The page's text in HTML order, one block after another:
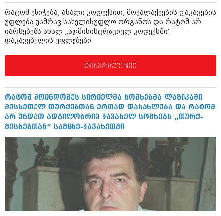
ოქტომბერი 2012 (350)
სექტემბერი 2012 (264)
აგვისტო 2012 (268)
ივლისი 2012 (322)
ივნისი 2012 (282)
მაისი 2012 (240)
აპრილი 2012 (294)
იანვარი 2012 (322)
ნოემბერი 2011 (471)
ოქტომბერი 2011 (754)
სექტემბერი 2011 (407)
ივლისი 2011 (400)
ივნისი 2011 (438)
მაისი 2011 (415)
აპრილი 2011 (294)
მარტი 2011 (654)
თებერვალი 2011 (329)
იანვარი 2011 (647)
(157)
რატომ ენიჭება, ახალი კოდექსით, მოქალაქეების დაკავების
უფლება უამრავ სახელისუფლო ორგანოს და რატომ არ
იარსებებს ახალ „ადმინისტრაციულ კოდექსში“
დაკავებულის უფლებები
დაწვრილებით
რატომ მოინდომეს სირიელმა სომხებმა ლაზიკაში
მესხეთელ თურქებთან ერთად დასახლება და რატომ
არ უნდათ ადგილობრივ ჯავახელ სომხებს „თურქ-
მესხებთან“ სამცხე-ჯავახეთში